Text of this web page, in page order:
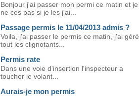
Bonjour j'ai passer mon permi ce matin et je
ne ces pas si je les j'ai...
Passage permis le 11/04/2013 admis ?
Voila, j'ai passer le permis ce matin, j'ai géré
tout les clignotants...
Permis rate
Dans une voie d'insertion l'inspecteur a
toucher le volant...
Aurais-je mon permis